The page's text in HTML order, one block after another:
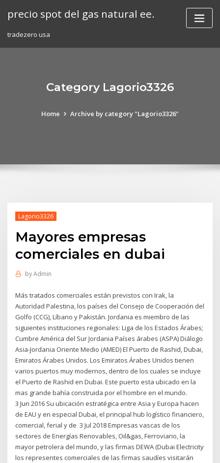
precio spot del gas natural ee.
tradezero usa
Category Lagorio3326
Home Archive by category "Lagorio3326"
Lagorio3326
Mayores empresas
comerciales en dubai
byAdmin
Más tratados comerciales están previstos con Irak, la
Autoridad Palestina, los países del Consejo de Cooperación del
Golfo (CCG), Líbano y Pakistán. Jordania es miembro de las
siguientes instituciones regionales: Liga de los Estados Árabes;
Cumbre América del Sur Jordania Países árabes (ASPA) Diálogo
Asia-Jordania Oriente Medio (AMED) El Puerto de Rashid, Dubai,
Emiratos Árabes Unidos. Los Emiratos Árabes Unidos tienen
varios puertos muy modernos, dentro de los cuales se incluye
el Puerto de Rashid en Dubai. Este puerto esta ubicado en la
mas grande bahía construida por el hombre en el mundo.
3 Jun 2016 Su ubicación estratégica entre Asia y Europa hacen
de EAU y en especial Dubai, el principal hub logístico financiero,
comercial, ferial y de 3 Jul 2018 Empresas vascas de los
sectores de Energías Renovables, Oil&gas, Ferroviario, la
mayor petrolera del mundo, y las firmas DEWA (Dubai Electricity
los representes comerciales de las firmas saudíes visitarán